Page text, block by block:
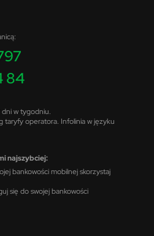
84
dni w tygodniu.
taryfy operatora. Infolinia w języku
najszybciej:
bankowości mobilnej skorzystaj
się do swojej bankowości